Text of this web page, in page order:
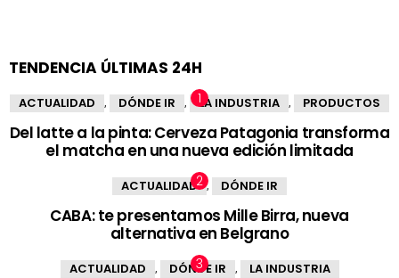
TENDENCIA ÚLTIMAS 24H
ACTUALIDAD , DÓNDE IR , LA INDUSTRIA , PRODUCTOS
Del latte a la pinta: Cerveza Patagonia transforma
el matcha en una nueva edición limitada
ACTUALIDAD , DÓNDE IR
CABA: te presentamos Mille Birra, nueva
alternativa en Belgrano
ACTUALIDAD DÓNDE IR LA INDUSTRIA